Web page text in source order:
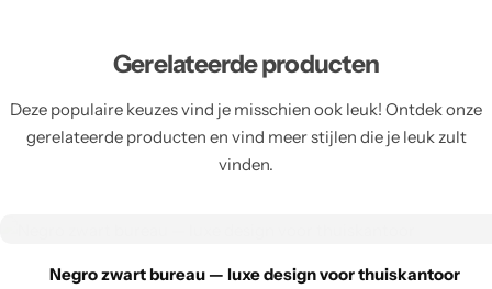
Gerelateerde producten
Deze populaire keuzes vind je misschien ook leuk! Ontdek onze
gerelateerde producten en vind meer stijlen die je leuk zult
vinden.
Negro zwart bureau — luxe design voor thuiskantoor